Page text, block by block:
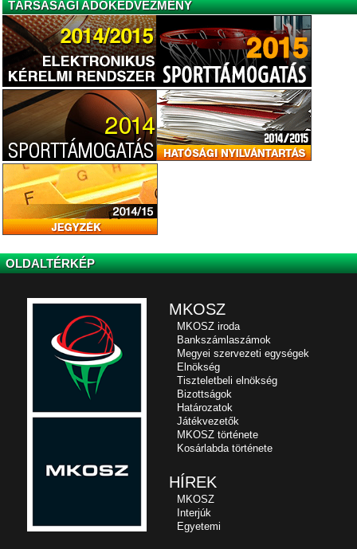
TÁRSASÁGI ADÓKEDVEZMÉNY
OLDALTÉRKÉP
MKOSZ
MKOSZ iroda
Bankszámlaszámok
Megyei szervezeti egységek
Elnökség
Tiszteletbeli elnökség
Bizottságok
Határozatok
Játékvezetők
MKOSZ története
Kosárlabda története
HÍREK
MKOSZ
Interjúk
Egyetemi